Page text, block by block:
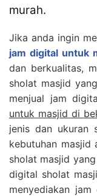
murah.
Jika anda ingin
jam digital untuk
dan berkualitas,
sholat masjid
menjual jam
untuk masjid di
jenis dan ukuran
kebutuhan masjid
sholat masjid
digital sholat
menyediakan